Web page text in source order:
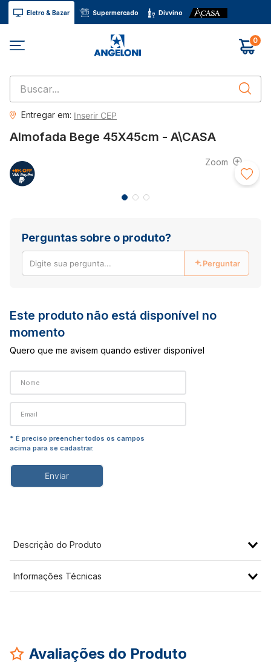
Eletro & Bazar Supermercado Divvino
0
Buscar...
Entregar em: Inserir CEP
Almofada Bege 45X45cm - A\CASA
Perguntas sobre o produto?
Perguntar
Este produto não está disponível no
momento
Quero que me avisem quando estiver disponível
Enviar
Descrição do Produto
Informações Técnicas
Avaliações do Produto